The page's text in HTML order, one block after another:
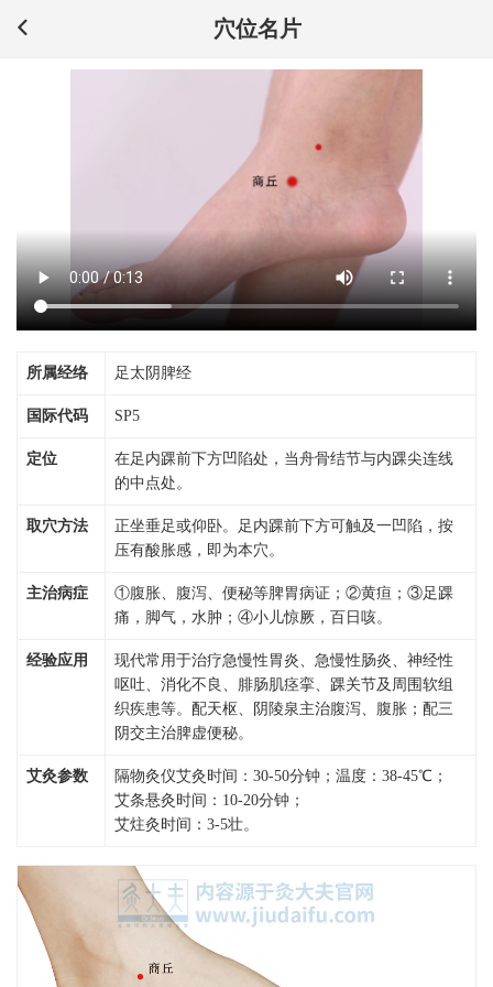
穴位名片
所属经络 足太阴脾经
国际代码 SP5
定位
在足内踝前下方凹陷处，当舟骨结节与内踝尖连线
的中点处。
取穴方法
正坐垂足或仰卧。足内踝前下方可触及一凹陷，按
压有酸胀感，即为本穴。
主治病症
①腹胀、腹泻、便秘等脾胃病证；②黄疸；③足踝
痛，脚气，水肿；④小儿惊厥，百日咳。
经验应用
现代常用于治疗急慢性胃炎、急慢性肠炎、神经性
呕吐、消化不良、腓肠肌痉挛、踝关节及周围软组
织疾患等。配天枢、阴陵泉主治腹泻、腹胀；配三
阴交主治脾虚便秘。
艾灸参数
隔物灸仪艾灸时间：30-50分钟；温度：38-45℃；
艾条悬灸时间：10-20分钟；
艾炷灸时间：3-5壮。